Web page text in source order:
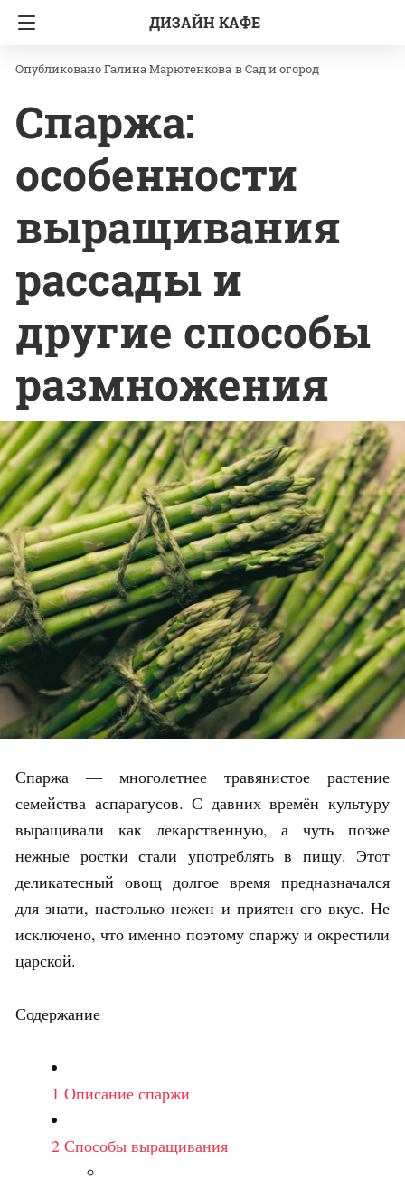
ДИЗАЙН КАФЕ
Главная Сад и огород
Галина Марютенкова вСад и огород
Спаржа:
особенности
выращивания
рассады и
другие способы
размножения
Спаржа — многолетнее травянистое растение
семейства аспарагусов. С давних времён культуру
выращивали как лекарственную, а чуть позже
нежные ростки стали употреблять в пищу. Этот
деликатесный овощ долгое время предназначался
для знати, настолько нежен и приятен его вкус. Не
исключено, что именно поэтому спаржу и окрестили
царской.
Содержание
1 Описание спаржи
2 Способы выращивания